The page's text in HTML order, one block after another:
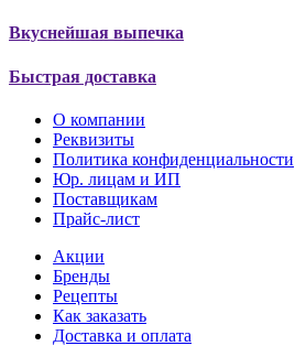
Вкуснейшая выпечка
Быстрая доставка
О компании
Реквизиты
Политика конфиденциальности
Юр. лицам и ИП
Поставщикам
Прайс-лист
Акции
Бренды
Рецепты
Как заказать
Доставка и оплата